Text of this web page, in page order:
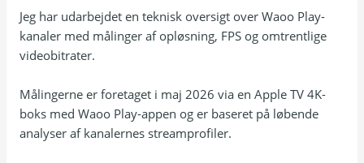
Jeg har udarbejdet en teknisk oversigt over Waoo Play-
kanaler med målinger af opløsning, FPS og omtrentlige
videobitrater.
Målingerne er foretaget i maj 2026 via en Apple TV 4K-
boks med Waoo Play-appen og er baseret på løbende
analyser af kanalernes streamprofiler.